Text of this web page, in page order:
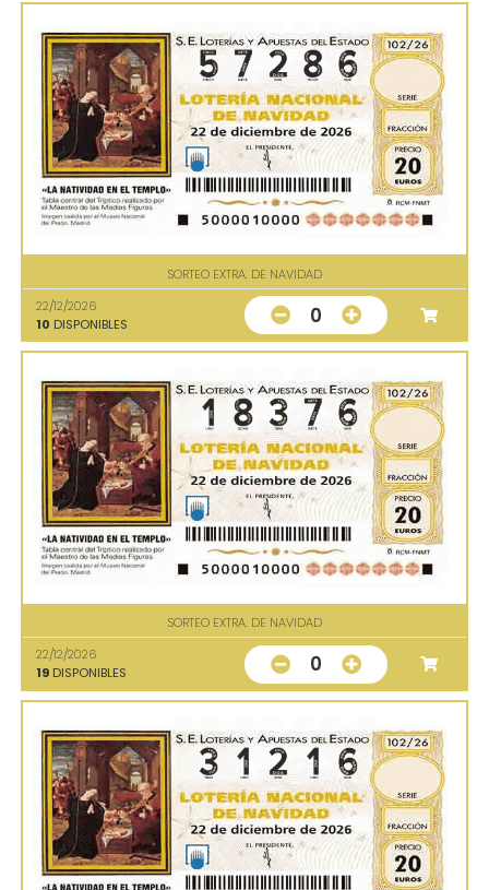
SORTEO EXTRA. DE NAVIDAD
22/12/2026
10 DISPONIBLES 0
SORTEO EXTRA. DE NAVIDAD
22/12/2026
19 DISPONIBLES 0